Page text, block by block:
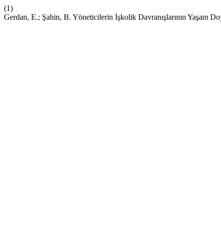
(1)
Gerdan, E.; Şahin, B. Yöneticilerin İşkolik Davranışlarının Yaşam